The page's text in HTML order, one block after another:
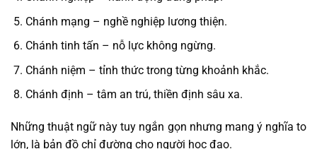
Chánh mạng – nghề nghiệp lương thiện.
Chánh tinh tấn – nỗ lực không ngừng.
Chánh niệm – tỉnh thức trong từng khoảnh khắc.
Chánh định – tâm an trú, thiền định sâu xa.
Những thuật ngữ này tuy ngắn gọn nhưng mang ý nghĩa to
lớn, là bản đồ chỉ đường cho người học đạo.